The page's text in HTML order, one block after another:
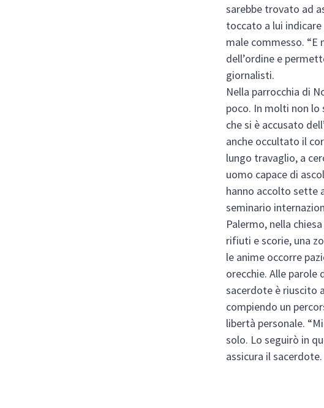
sarebbe trovato ad
toccato a lui indicare
male commesso.
dell’ordine e
giornalisti.
Nella parrocchia di
poco. In molti non lo
che si è accusato
anche occultato il
lungo travaglio, a
uomo capace di
hanno accolto sette
seminario
Palermo, nella
rifiuti e scorie, una
le anime occorre
orecchie. Alle parole
sacerdote è riuscito
compiendo un
libertà personale.
solo. Lo seguirò in
assicura il sacerdote.